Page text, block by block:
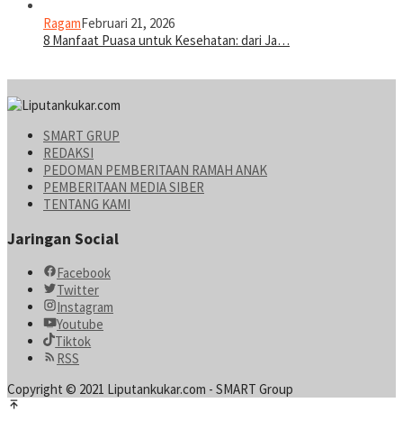
RagamFebruari 21, 2026
8 Manfaat Puasa untuk Kesehatan: dari Ja…
SMART GRUP
REDAKSI
PEDOMAN PEMBERITAAN RAMAH ANAK
PEMBERITAAN MEDIA SIBER
TENTANG KAMI
Jaringan Social
Facebook
Twitter
Instagram
Youtube
Tiktok
RSS
Copyright © 2021 Liputankukar.com - SMART Group